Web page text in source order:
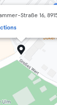
Straße 16,